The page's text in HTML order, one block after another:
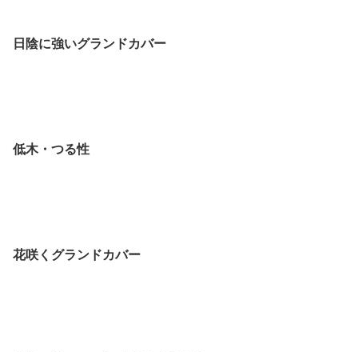
日陰に強いグランドカバー
低木・つる性
花咲くグランドカバー